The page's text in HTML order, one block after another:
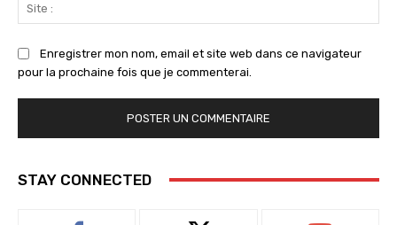
:
Enregistrer mon nom, email et site web dans ce navigateur
pour la prochaine fois que je commenterai.
STAY CONNECTED